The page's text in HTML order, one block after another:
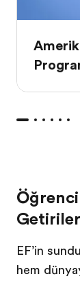
Öğrenci
EF’in
hem